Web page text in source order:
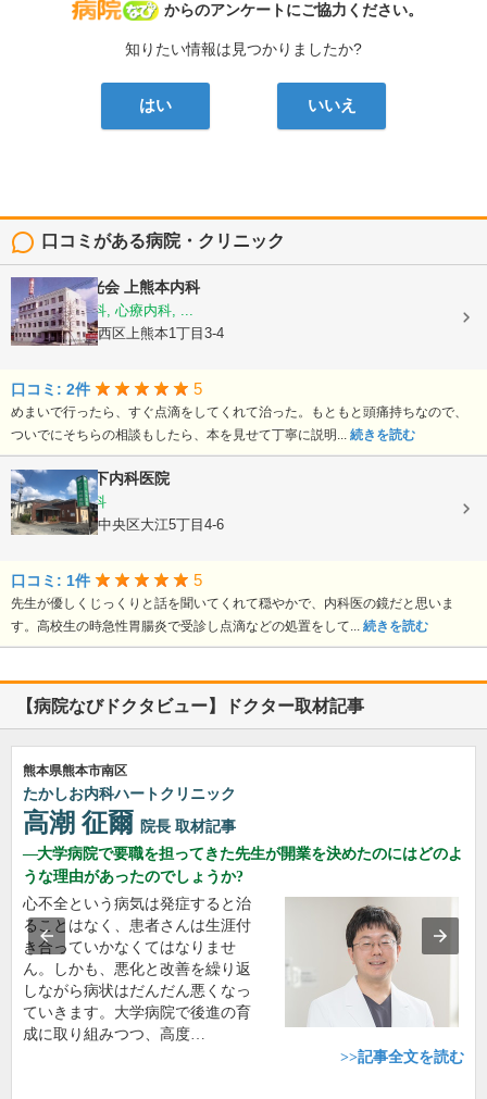
病院なび
からのアンケートにご協力ください。
知りたい情報は見つかりましたか?
はい いいえ
口コミがある病院・クリニック
医療法人陽光会 上熊本内科
内科, 神経内科, 心療内科, ...
熊本県熊本市西区上熊本1丁目3-4
口コミ: 2件 5
めまいで行ったら、すぐ点滴をしてくれて治った。もともと頭痛持ちなので、
ついでにそちらの相談もしたら、本を見せて丁寧に説明... 続きを読む
医療法人竹下内科医院
内科, 胃腸内科
熊本県熊本市中央区大江5丁目4-6
口コミ: 1件 5
先生が優しくじっくりと話を聞いてくれて穏やかで、内科医の鏡だと思いま
す。高校生の時急性胃腸炎で受診し点滴などの処置をして... 続きを読む
【病院なびドクタビュー】ドクター取材記事
熊本県熊本市南区
たかしお内科ハートクリニック
高潮 征爾 院長 取材記事
大学病院で要職を担ってきた先生が開業を決めたのにはどのよ
うな理由があったのでしょうか?
心不全という病気は発症すると治
ることはなく、患者さんは生涯付
き合っていかなくてはなりませ
ん。しかも、悪化と改善を繰り返
しながら病状はだんだん悪くなっ
ていきます。大学病院で後進の育
成に取り組みつつ、高度…
>>記事全文を読む